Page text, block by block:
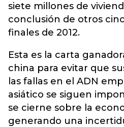
siete millones de
conclusión de otros
finales de 2012.
Esta es la carta
china para evitar que
las fallas en el ADN
asiático se siguen
se cierne sobre la
generando una